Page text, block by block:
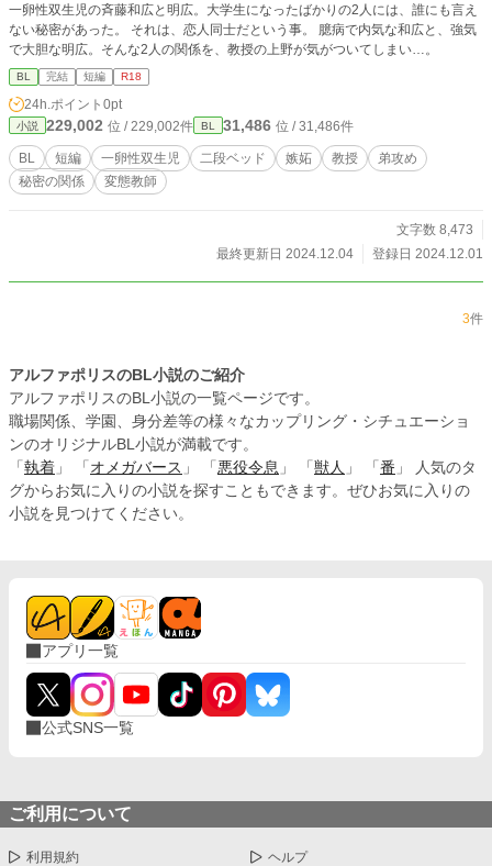
分かれるところかと思います。語り口は最初から飛ばさず、
緩急をつけてもよかったのでは。キャラクターは魅力的に描
けていると思います。次回投稿も楽しみにお待ちしておりま
す」とのことでした。なので来年もがんばろう♪と思っていた
選評のアドバイスに従って、kindle版では最初の方を丁寧に
描写してみました。キャラとHシーンと読後感は、良いは
ず！ 椿くんと、春洋教授のイメージイラスト、ここにありま
す。 画像：niseo様
一卵性双生児の斉藤和広と明広。大学生になったばかりの2人には、誰にも言え
ない秘密があった。 それは、恋人同士だという事。 臆病で内気な和広と、強気
で大胆な明広。そんな2人の関係を、教授の上野が気がついてしまい…。
BL 完結 短編 R18
24h.ポイント 0pt
小説 229,002 位 / 229,002件 BL 31,486 位 / 31,486件
BL 短編 一卵性双生児 二段ベッド 嫉妬 教授
弟攻め
秘密の関係
変態教師
文字数 8,473
最終更新日 2024.12.04
登録日 2024.12.01
3件
アルファポリスのBL小説のご紹介
アルファポリスのBL小説の一覧ページです。
職場関係、学園、身分差等の様々なカップリング・シチュエーショ
ンのオリジナルBL小説が満載です。
「 執着 」 「 オメガバース 」 「 悪役令息 」 「 獣人 」 「 番 」 人気のタ
グからお気に入りの小説を探すこともできます。ぜひお気に入りの
小説を見つけてください。
アプリ一覧
公式SNS一覧
ご利用について
利用規約 ヘルプ